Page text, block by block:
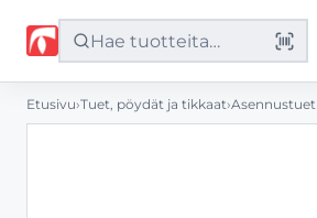
Etusivu
Etusivu›Tuet, pöydät ja tikkaat›Asennustuet